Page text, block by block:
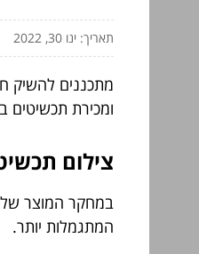
תאריך: ינו 30, 2022
מתכננים להשיק
ומכירת תכשיטים
צילום
במחקר המוצר
המתגמלות יותר.